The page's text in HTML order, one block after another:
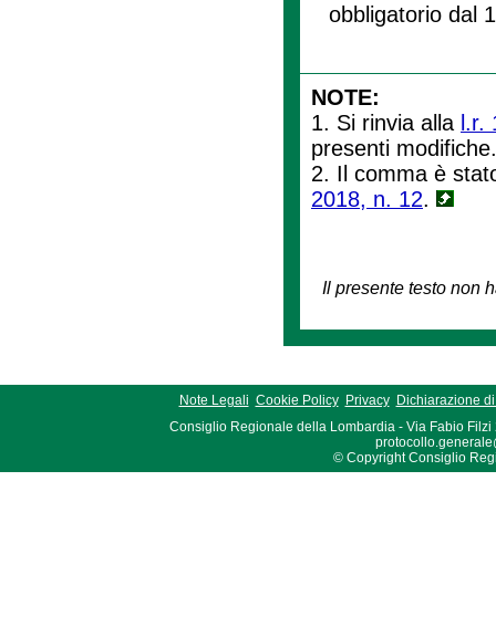
obbligatorio dal
NOTE:
1. Si rinvia alla l.r.
presenti
2. Il comma è
2018, n. 12.
Il presente testo non
Note Legali Cookie Policy Privacy
Dichiarazione
Consiglio Regionale della Lombardia - Via Fabio Filzi
© Copyright Consiglio